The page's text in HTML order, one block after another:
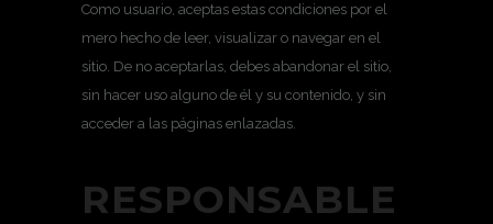
Como usuario, aceptas estas condiciones por el
mero hecho de leer, visualizar o navegar en el
sitio. De no aceptarlas, debes abandonar el sitio,
sin hacer uso alguno de él y su contenido, y sin
acceder a las páginas enlazadas.
RESPONSABLE